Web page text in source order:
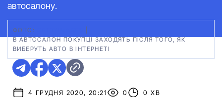
автосалону.
ФОТО:
В АВТОСАЛОН ПОКУПЦІ ЗАХОДЯТЬ ПІСЛЯ ТОГО, ЯК
ВИБЕРУТЬ АВТО В ІНТЕРНЕТІ
4 ГРУДНЯ 2020, 20:21 0 0 ХВ